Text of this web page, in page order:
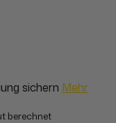
berechnet
sichern Mehr